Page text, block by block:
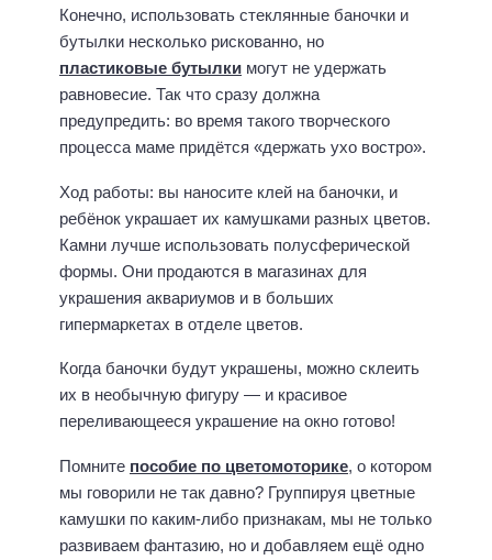
Конечно, использовать стеклянные баночки и
бутылки несколько рискованно, но
пластиковые бутылки могут не удержать
равновесие. Так что сразу должна
предупредить: во время такого творческого
процесса маме придётся «держать ухо востро».
Ход работы: вы наносите клей на баночки, и
ребёнок украшает их камушками разных цветов.
Камни лучше использовать полусферической
формы. Они продаются в магазинах для
украшения аквариумов и в больших
гипермаркетах в отделе цветов.
Когда баночки будут украшены, можно склеить
их в необычную фигуру — и красивое
переливающееся украшение на окно готово!
Помните пособие по цветомоторике, о котором
мы говорили не так давно? Группируя цветные
камушки по каким-либо признакам, мы не только
развиваем фантазию, но и добавляем ещё одно